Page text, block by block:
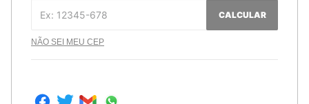
CALCULAR
NÃO SEI MEU CEP